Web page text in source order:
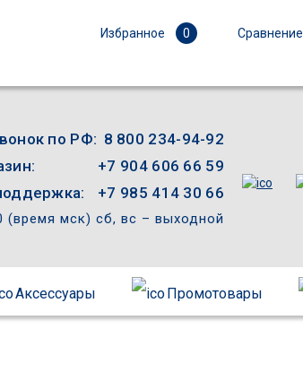
Сравнение
Избранное 0
по РФ: 8 800 234-94-92
+7 904 606 66 59
+7 985 414 30 66
(время мск) сб, вс – выходной
Аксессуары Промотовары